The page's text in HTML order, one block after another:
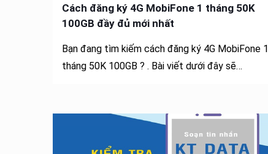
Cách đăng ký 4G MobiFone 1 tháng 50K
100GB đầy đủ mới nhất
Bạn đang tìm kiếm cách đăng ký 4G MobiFone 1
tháng 50K 100GB ? . Bài viết dưới đây sẽ…